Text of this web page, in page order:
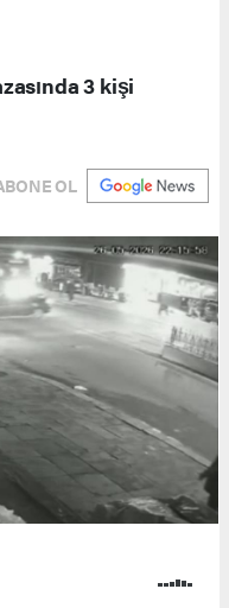
3 kişi
OL